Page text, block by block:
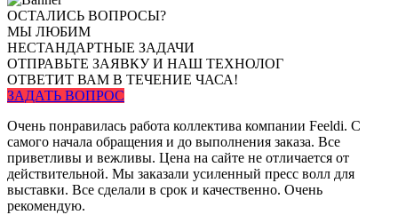
ОСТАЛИСЬ ВОПРОСЫ?
МЫ ЛЮБИМ
НЕСТАНДАРТНЫЕ ЗАДАЧИ
ОТПРАВЬТЕ ЗАЯВКУ И НАШ ТЕХНОЛОГ
ОТВЕТИТ ВАМ В ТЕЧЕНИЕ ЧАСА!
ЗАДАТЬ ВОПРОС
Очень понравилась работа коллектива компании Feeldi. С
самого начала обращения и до выполнения заказа. Все
приветливы и вежливы. Цена на сайте не отличается от
действительной. Мы заказали усиленный пресс волл для
выставки. Все сделали в срок и качественно. Очень
рекомендую.